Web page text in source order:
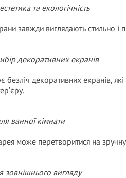
та екологічність
завжди виглядають стильно і
декоративних екранів
безліч декоративних екранів,
ванної кімнати
може перетворитися на
зовнішнього вигляду